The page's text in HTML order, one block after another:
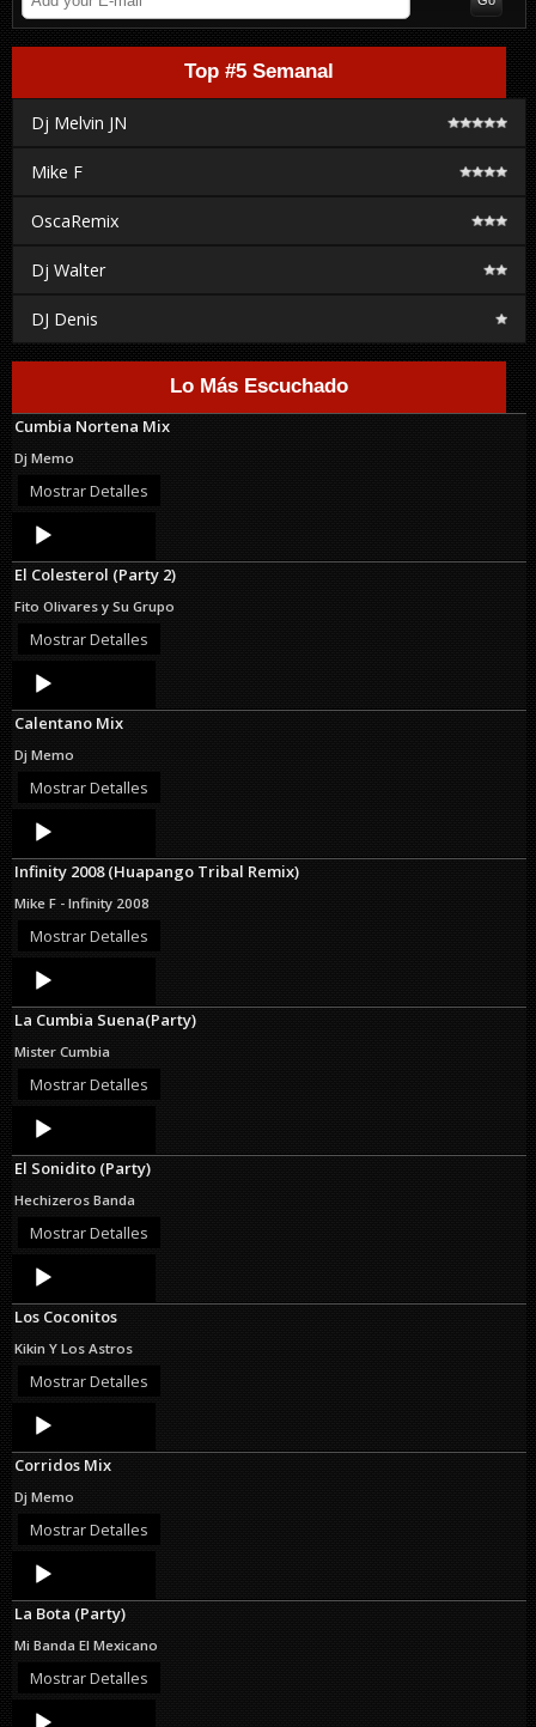
Top #5 Semanal
Dj Melvin JN
Mike F
OscaRemix
Dj Walter
DJ Denis
Lo Más Escuchado
Cumbia Nortena Mix
Dj Memo
Mostrar Detalles
Audio
Player
El Colesterol (Party 2)
Fito Olivares y Su Grupo
Mostrar Detalles
Audio
Player
Calentano Mix
Dj Memo
Mostrar Detalles
Audio
Player
Infinity 2008 (Huapango Tribal Remix)
Mike F - Infinity 2008
Mostrar Detalles
Audio
Player
La Cumbia Suena(Party)
Mister Cumbia
Mostrar Detalles
Audio
Player
El Sonidito (Party)
Hechizeros Banda
Mostrar Detalles
Audio
Player
Los Coconitos
Kikin Y Los Astros
Mostrar Detalles
Audio
Player
Corridos Mix
Dj Memo
Mostrar Detalles
Audio
Player
La Bota (Party)
Mi Banda El Mexicano
Mostrar Detalles
Audio